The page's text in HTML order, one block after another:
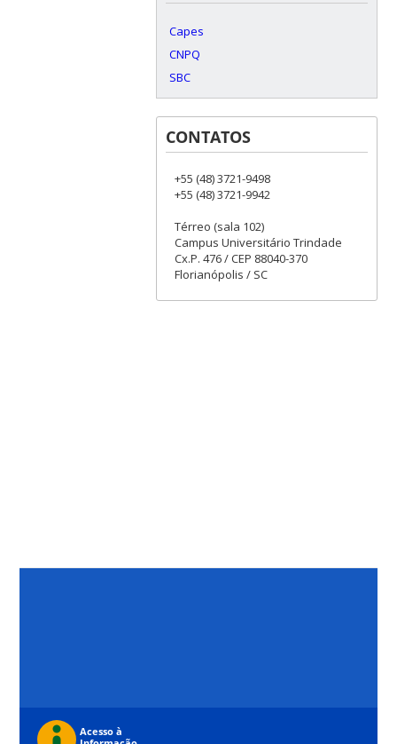
Capes
CNPQ
SBC
CONTATOS
+55 (48) 3721-9498
+55 (48) 3721-9942
Térreo (sala 102)
Campus Universitário Trindade
Cx.P. 476 / CEP 88040-370
Florianópolis / SC